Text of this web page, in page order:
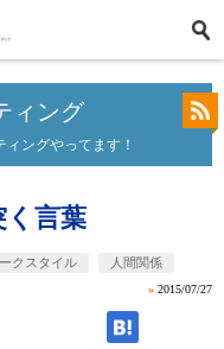
ィング
ングやってます！
言葉
クスタイル 人間関係
» 2015/07/27